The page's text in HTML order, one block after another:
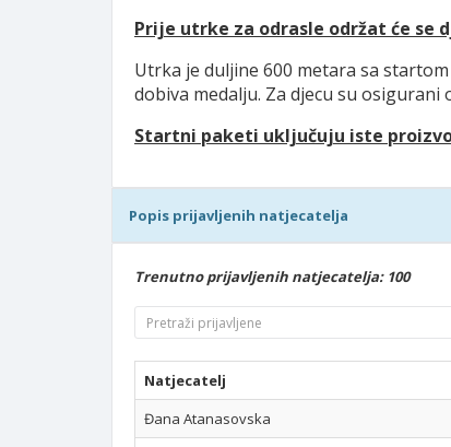
Prije utrke za odrasle održat će se
Utrka je duljine 600 metara sa
dobiva medalju. Za djecu su osigurani
Startni paketi uključuju iste
Popis prijavljenih natjecatelja
Trenutno prijavljenih natjecatelja: 100
Natjecatelj
Đana Atanasovska